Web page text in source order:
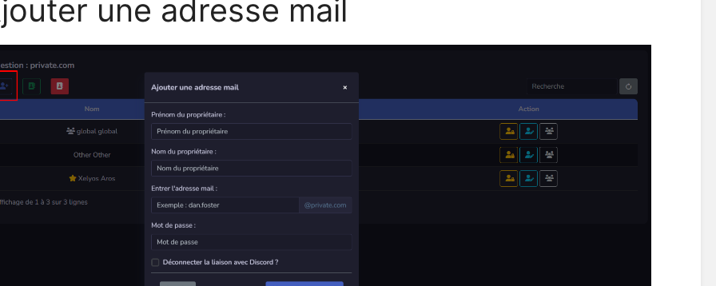
une adresse mail